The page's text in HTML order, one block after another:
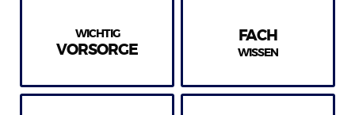
WICHTIG
VORSORGE
FACH
WISSEN